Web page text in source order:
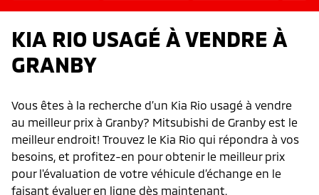
KIA RIO USAGÉ À VENDRE À
GRANBY
Vous êtes à la recherche d’un Kia Rio usagé à vendre
au meilleur prix à Granby? Mitsubishi de Granby est le
meilleur endroit! Trouvez le Kia Rio qui répondra à vos
besoins, et profitez-en pour obtenir le meilleur prix
pour l'évaluation de votre véhicule d’échange en le
faisant évaluer en ligne dès maintenant.